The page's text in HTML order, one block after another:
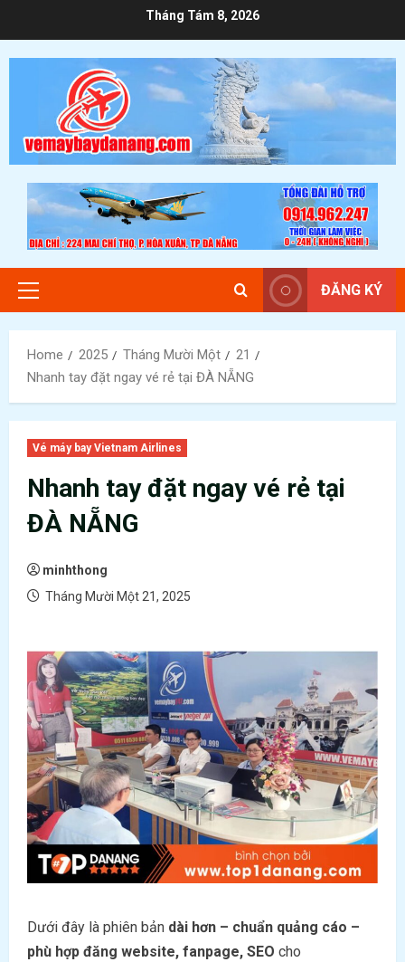
to
content
Tháng Tám 8, 2026
Primary
ĐĂNG KÝ
Home 2025 Tháng Mười Một
21
Nhanh tay đặt ngay vé rẻ tại ĐÀ NẴNG
Vé máy bay Vietnam Airlines
Nhanh tay đặt ngay vé rẻ tại
ĐÀ NẴNG
minhthong
Tháng Mười Một 21, 2025
Dưới đây là phiên bản dài hơn – chuẩn quảng cáo –
phù hợp đăng website, fanpage, SEO cho